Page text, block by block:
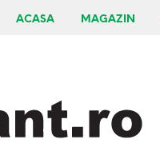
ACASA MAGAZIN